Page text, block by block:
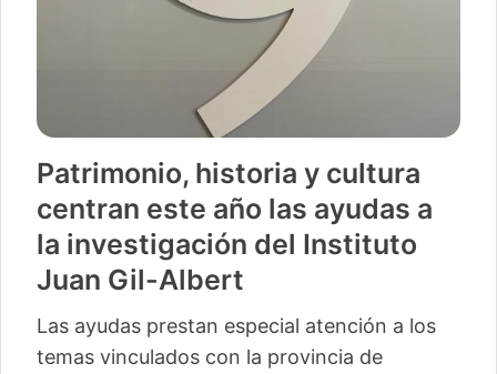
Patrimonio, historia y cultura
centran este año las ayudas a
la investigación del Instituto
Juan Gil-Albert
Las ayudas prestan especial atención a los
temas vinculados con la provincia de